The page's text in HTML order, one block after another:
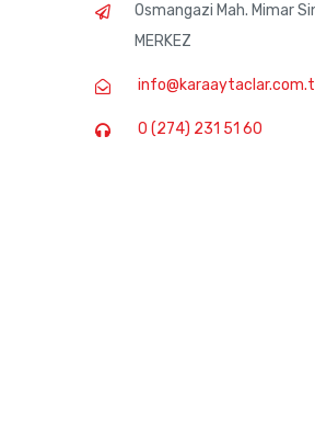
Osmangazi Mah. Mimar
MERKEZ
0 (274) 231 51 60